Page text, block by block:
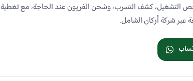
التشغيل، كشف التسرب، وشحن الفريون عند الحاجة، مع تغطية
عبر شركة أركان الشامل.